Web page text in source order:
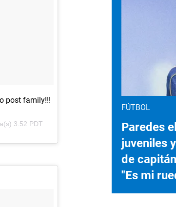
post family!!!
3:52 PDT
FÚTBOL
Paredes
juveniles
de
"Es mi